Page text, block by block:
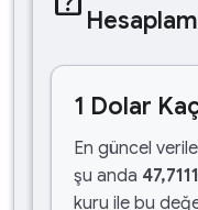
1 Dolar
En güncel
şu anda
kuru ile bu